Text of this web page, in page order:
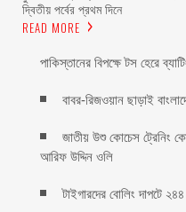
দ্বিতীয় পর্বের প্রথম দিনে
READ MORE
পাকিস্তানের বিপক্ষে টস হেরে
বাবর-রিজওয়ান ছাড়াই
জাতীয় উশু কোচেস ট্রেনিং
আরিফ উদ্দিন ওলি
টাইগারদের বোলিং দাপটে